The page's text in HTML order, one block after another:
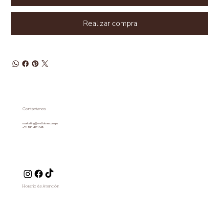
Realizar compra
marketing@welldone.com.pe
+51 933 422 049
Contáctanos
Horario de Atención